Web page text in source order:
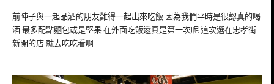
前陣子與一起品酒的朋友難得一起出來吃飯 因為我們平時是很認真的喝
酒 最多配點麵包或是堅果 在外面吃飯還真是第一次呢 這次選在忠孝街
新開的店 就去吃吃看啊